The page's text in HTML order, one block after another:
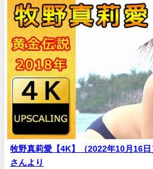
牧野真莉愛【4K】（2022年10月16
さんより